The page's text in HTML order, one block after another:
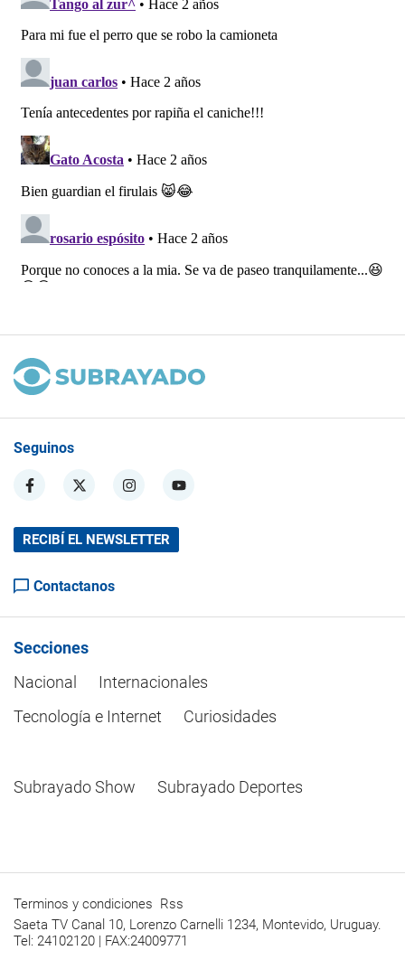
Seguinos
RECIBÍ EL NEWSLETTER
Contactanos
Secciones
Nacional
Internacionales
Tecnología e Internet
Curiosidades
Subrayado Show Subrayado Deportes
Terminos y condiciones
Rss
Saeta TV Canal 10, Lorenzo Carnelli 1234, Montevido, Uruguay.
Tel: 24102120 | FAX:24009771